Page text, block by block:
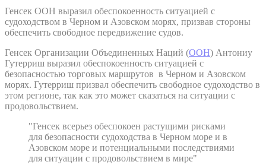
Генсек ООН выразил обеспокоенность ситуацией с
судоходством в Черном и Азовском морях, призвав стороны
обеспечить свободное передвижение судов.
Генсек Организации Объединенных Наций (ООН) Антониу
Гутерриш выразил обеспокоенность ситуацией с
безопасностью торговых маршрутов в Черном и Азовском
морях. Гутерриш призвал обеспечить свободное судоходство в
этом регионе, так как это может сказаться на ситуации с
продовольствием.
"Генсек всерьез обеспокоен растущими рисками
для безопасности судоходства в Черном море и в
Азовском море и потенциальными последствиями
для ситуации с продовольствием в мире"